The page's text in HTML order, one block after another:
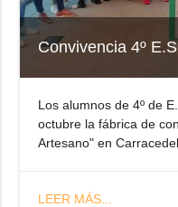
Convivencia 4º
Los alumnos de 4º de
octubre la fábrica de
Artesano" en
LEER MÁS...